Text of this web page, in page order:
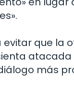
evitar que la
atacada
más